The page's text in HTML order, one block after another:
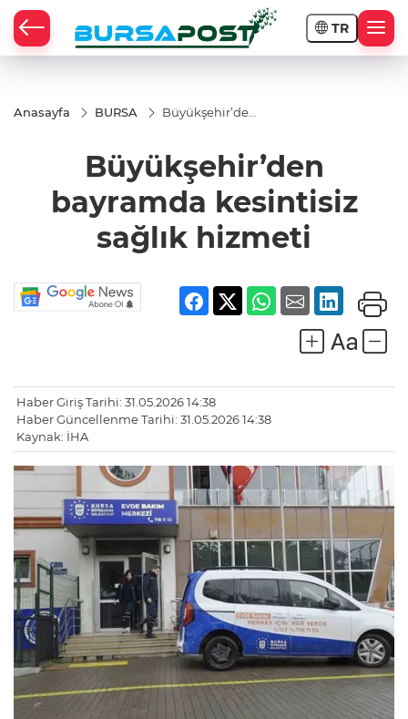
TR
Anasayfa BURSA
Büyükşehir’den
hizmeti
Büyükşehir’den
bayramda kesintisiz
sağlık hizmeti
Haber Giriş Tarihi: 31.05.2026 14:38
Haber Güncellenme Tarihi: 31.05.2026 14:38
Kaynak: İHA